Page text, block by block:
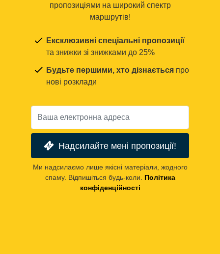
пропозиціями на широкий спектр
маршрутів!
Ексклюзивні спеціальні пропозиції
та знижки зі знижками до 25%
Будьте першими, хто дізнається про
нові розклади
Надсилайте мені пропозиції!
Ми надсилаємо лише якісні матеріали, жодного
спаму. Відпишіться будь-коли. Політика
конфіденційності